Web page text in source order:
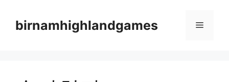
contentbirnamhighlandgames Menu